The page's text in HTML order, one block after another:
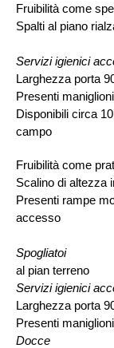
Fruibilità come
Spalti al piano
Servizi igienici
Larghezza porta
Presenti
Disponibili circa
campo
Fruibilità come
Scalino di altezza
Presenti rampe
accesso
Spogliatoi
al pian terreno
Servizi igienici
Larghezza porta
Presenti
Docce